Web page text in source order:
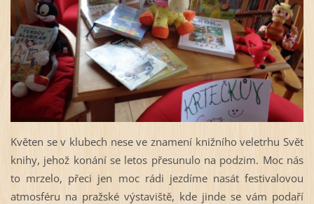
Květen se v klubech nese ve znamení knižního veletrhu Svět
knihy, jehož konání se letos přesunulo na podzim. Moc nás
to mrzelo, přeci jen moc rádi jezdíme nasát festivalovou
atmosféru na pražské výstaviště, kde jinde se vám podaří